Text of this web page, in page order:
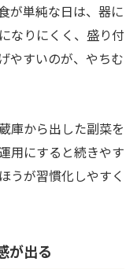
が単純な日は、器に
なりにくく、盛り付
やすいのが、やちむ
庫から出した副菜を
用にすると続きやす
うが習慣化しやすく
が出る